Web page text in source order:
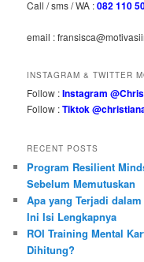
Call / sms / WA :082 110
email :
INSTAGRAM & TWITTER
Follow :Instagram
Follow :Tiktok
RECENT POSTS
Program Resilient
Sebelum Memutuskan
Apa yang Terjadi
Ini Isi Lengkapnya
ROI Training Mental
Dihitung?